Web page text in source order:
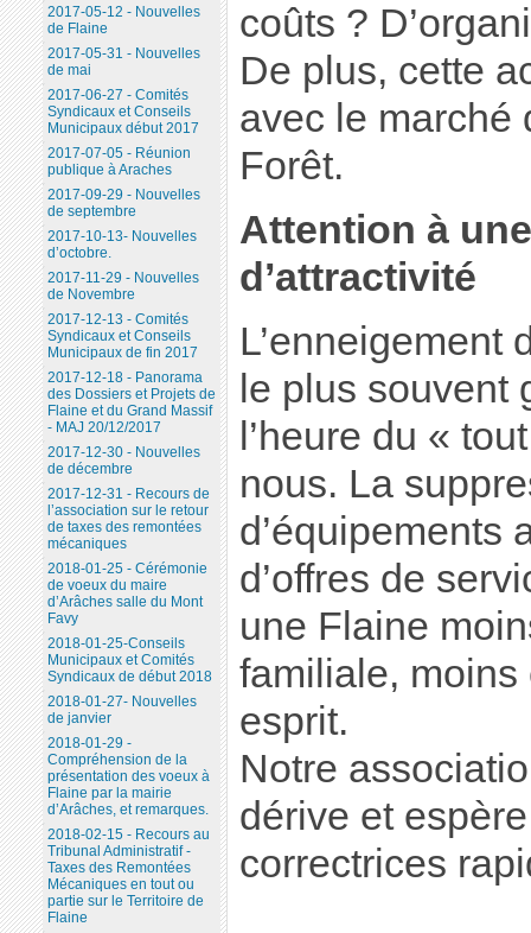
coûts ?
De plus, cette
avec le marché
Forêt.
Attention à
d’attractivité
L’enneigement
le plus souvent
l’heure du «
nous. La
d’équipements
d’offres de
une Flaine
familiale, moins
esprit.
Notre
dérive et
correctrices
2017-05-12 - Nouvelles
de Flaine
2017-05-31 - Nouvelles
de mai
2017-06-27 - Comités
Syndicaux et Conseils
Municipaux début 2017
2017-07-05 - Réunion
publique à Araches
2017-09-29 - Nouvelles
de septembre
2017-10-13- Nouvelles
d’octobre.
2017-11-29 - Nouvelles
de Novembre
2017-12-13 - Comités
Syndicaux et Conseils
Municipaux de fin 2017
2017-12-18 - Panorama
des Dossiers et Projets de
Flaine et du Grand Massif
- MAJ 20/12/2017
2017-12-30 - Nouvelles
de décembre
2017-12-31 - Recours de
l’association sur le retour
de taxes des remontées
mécaniques
2018-01-25 - Cérémonie
de voeux du maire
d’Arâches salle du Mont
Favy
2018-01-25-Conseils
Municipaux et Comités
Syndicaux de début 2018
2018-01-27- Nouvelles
de janvier
2018-01-29 -
Compréhension de la
présentation des voeux à
Flaine par la mairie
d’Arâches, et remarques.
2018-02-15 - Recours au
Tribunal Administratif -
Taxes des Remontées
Mécaniques en tout ou
partie sur le Territoire de
Flaine